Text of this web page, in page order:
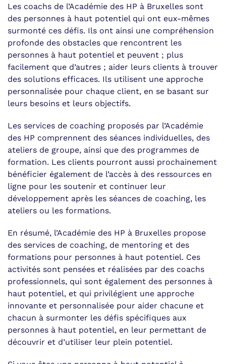
Les coachs de l’Académie des HP à Bruxelles sont
des personnes à haut potentiel qui ont eux-mêmes
surmonté ces défis. Ils ont ainsi une compréhension
profonde des obstacles que rencontrent les
personnes à haut potentiel et peuvent ; plus
facilement que d’autres ; aider leurs clients à trouver
des solutions efficaces. Ils utilisent une approche
personnalisée pour chaque client, en se basant sur
leurs besoins et leurs objectifs.
Les services de coaching proposés par l’Académie
des HP comprennent des séances individuelles, des
ateliers de groupe, ainsi que des programmes de
formation. Les clients pourront aussi prochainement
bénéficier également de l’accès à des ressources en
ligne pour les soutenir et continuer leur
développement après les séances de coaching, les
ateliers ou les formations.
En résumé, l’Académie des HP à Bruxelles propose
des services de coaching, de mentoring et des
formations pour personnes à haut potentiel. Ces
activités sont pensées et réalisées par des coachs
professionnels, qui sont également des personnes à
haut potentiel, et qui privilégient une approche
innovante et personnalisée pour aider chacune et
chacun à surmonter les défis spécifiques aux
personnes à haut potentiel, en leur permettant de
découvrir et d’utiliser leur plein potentiel.